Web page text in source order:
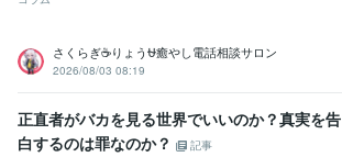
さくらぎ☕りょう⛎癒やし電話相談サロン
2026/08/03 08:19
正直者がバカを見る世界でいいのか？真実を告
白するのは罪なのか？
記事